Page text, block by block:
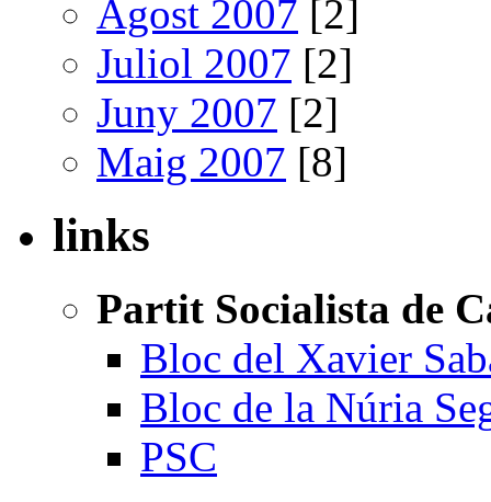
Agost 2007 [2]
Juliol 2007 [2]
Juny 2007 [2]
Maig 2007 [8]
links
Partit Socialista de
Bloc del Xavier
Bloc de la Núria
PSC